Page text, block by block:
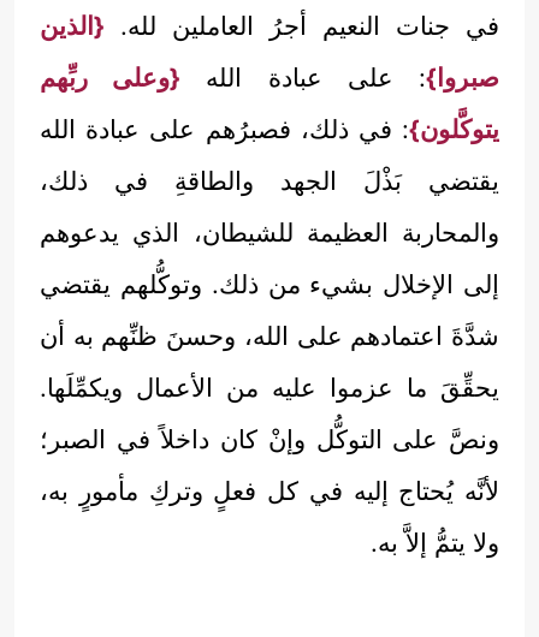
في جنات النعيم أجرُ العاملين لله. {الذين
صبروا}: على عبادة الله {وعلى ربِّهم
يتوكَّلون}: في ذلك، فصبرُهم على عبادة الله
يقتضي بَذْلَ الجهد والطاقةِ في ذلك،
والمحاربة العظيمة للشيطان، الذي يدعوهم
إلى الإخلال بشيء من ذلك. وتوكُّلهم يقتضي
شدَّةَ اعتمادهم على الله، وحسنَ ظنِّهم به أن
يحقِّقَ ما عزموا عليه من الأعمال ويكمِّلَها.
ونصَّ على التوكُّل وإنْ كان داخلاً في الصبر؛
لأنَّه يُحتاج إليه في كل فعلٍ وتركِ مأمورٍ به،
ولا يتمُّ إلاَّ به.